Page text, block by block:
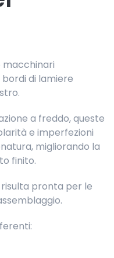
macchinari
di lamiere
a freddo, queste
e imperfezioni
migliorando la
finito.
pronta per le